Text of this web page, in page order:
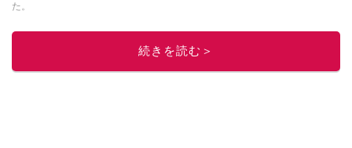
た。
このイチオシストの他の記事を読む
続きを読む＞